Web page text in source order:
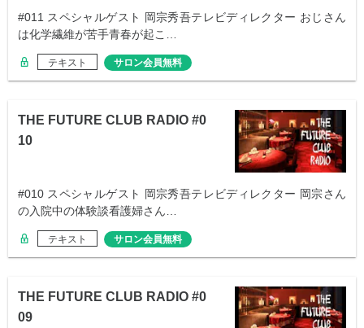
#011 スペシャルゲスト 岡宗秀吾テレビディレクター おじさん
は化学繊維が苦手青春が起こ…
テキスト サロン会員無料
THE FUTURE CLUB RADIO #0
10
#010 スペシャルゲスト 岡宗秀吾テレビディレクター 岡宗さん
の入院中の体験談看護婦さん…
テキスト サロン会員無料
THE FUTURE CLUB RADIO #0
09